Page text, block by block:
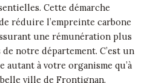
Cette démarche
réduire l’empreinte carbone
une rémunération plus
notre département. C’est un
à votre organisme qu’à
ville de Frontignan.